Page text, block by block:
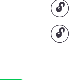
🔓
🔓